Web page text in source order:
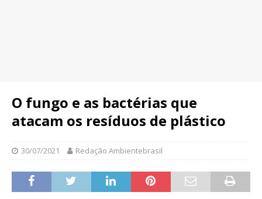
O fungo e as bactérias que
atacam os resíduos de plástico
30/07/2021 Redação Ambientebrasil